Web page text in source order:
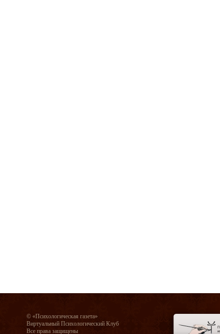
© «Психологическая газета»
Виртуальный Психологический Клуб
Все права защищены